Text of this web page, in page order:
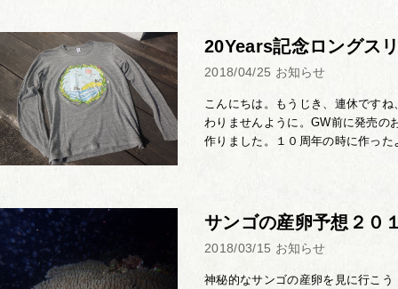
20Years記念ロングス
2018/04/25 お知らせ
こんにちは。もうじき、連休です
わりませんように。GW前に発売の
作りました。１０周年の時に作っ
サンゴの産卵予想２０
2018/03/15 お知らせ
神秘的なサンゴの産卵を見に行こ